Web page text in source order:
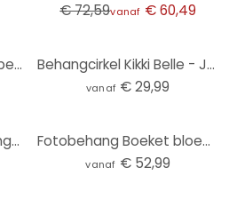
€ 72,59vanaf € 60,49
zebra patroon behang beige zwart - vliesbehang dierenprint - exotisch behang
Behangcirkel Kikki Belle - Jungle Jive - vliesbehang/zelfklevend vliesbehang
vanaf € 29,99
Natuur Fotobehang duingras in de avondzon - Treechild Fotobehang Boeket bloemen met pioenen - UN Designs
vanaf € 52,99